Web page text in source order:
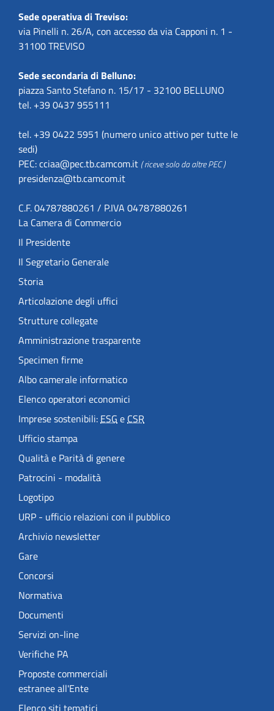
Sede operativa di Treviso:
via Pinelli n. 26/A, con accesso da via Capponi n. 1 -
31100 TREVISO
Sede secondaria di Belluno:
piazza Santo Stefano n. 15/17 - 32100 BELLUNO
tel. +39 0437 955111
tel. +39 0422 5951 (numero unico attivo per tutte le
sedi)
PEC:cciaa@pec.tb.camcom.it ( riceve solo da altre PEC )
presidenza@tb.camcom.it
C.F. 04787880261 / P.IVA 04787880261
La Camera di Commercio
Il Presidente
Il Segretario Generale
Storia
Articolazione degli uffici
Strutture collegate
Amministrazione trasparente
Specimen firme
Albo camerale informatico
Elenco operatori economici
Imprese sostenibili:ESGeCSR
Ufficio stampa
Qualità e Parità di genere
Patrocini - modalità
Logotipo
URP - ufficio relazioni con il pubblico
Archivio newsletter
Gare
Concorsi
Normativa
Documenti
Servizi on-line
Verifiche PA
Proposte commerciali
estranee all'Ente